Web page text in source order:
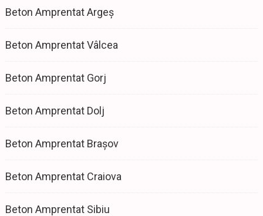
Beton Amprentat Argeș
Beton Amprentat Vâlcea
Beton Amprentat Gorj
Beton Amprentat Dolj
Beton Amprentat Brașov
Beton Amprentat Craiova
Beton Amprentat Sibiu